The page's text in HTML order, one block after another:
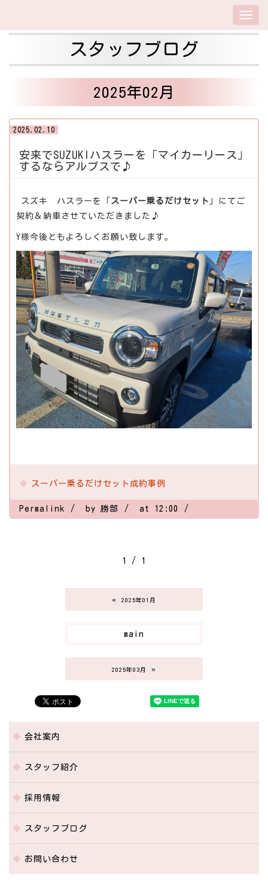
スタッフブログ
2025年02月
2025.02.10
安来でSUZUKIハスラーを「マイカーリース」
するならアルプスで♪
スズキ ハスラーを「 スーパー乗るだけセット
」にてご
契約＆納車させていただきました♪
Y様今後ともよろしくお願い致します。
スーパー乗るだけセット成約事例
Permalink by 勝部 at 12:00
1 / 1
« 2025年01月
main
2025年03月 »
会社案内
スタッフ紹介
採用情報
スタッフブログ
お問い合わせ